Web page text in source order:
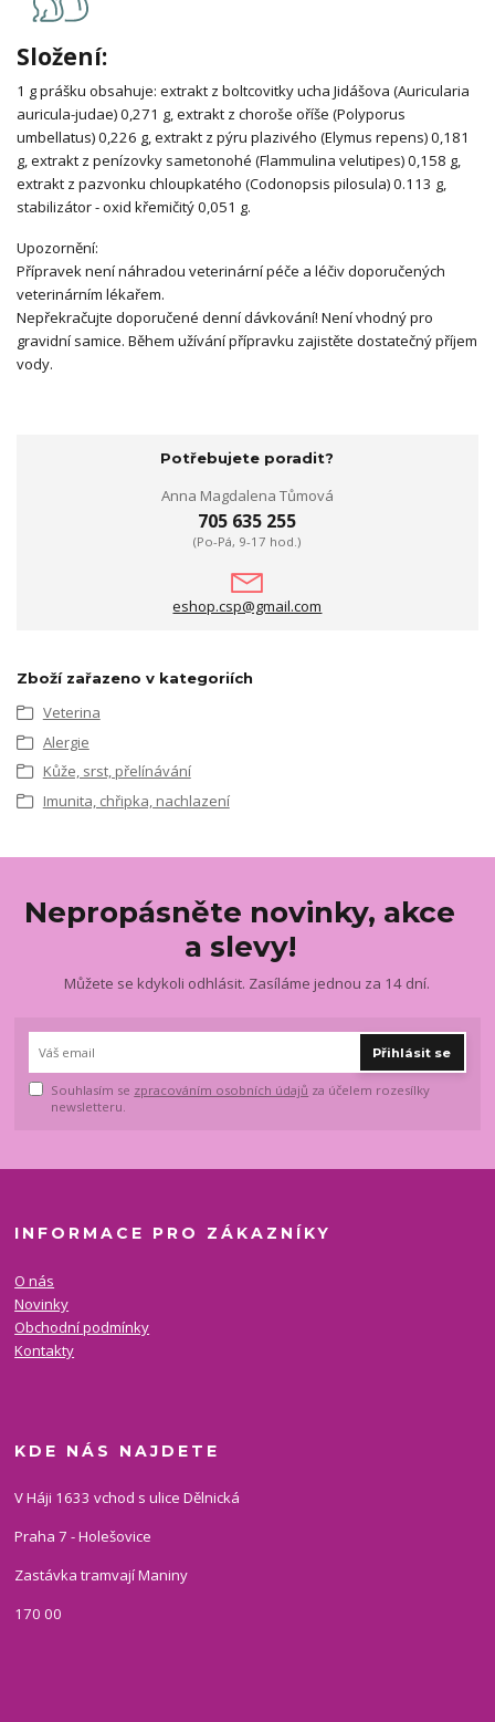
Složení:
1 g prášku obsahuje: extrakt z boltcovitky ucha Jidášova (Auricularia
auricula-judae) 0,271 g, extrakt z choroše oříše (Polyporus
umbellatus) 0,226 g, extrakt z pýru plazivého (Elymus repens) 0,181
g, extrakt z penízovky sametonohé (Flammulina velutipes) 0,158 g,
extrakt z pazvonku chloupkatého (Codonopsis pilosula) 0.113 g,
stabilizátor - oxid křemičitý 0,051 g.
Upozornění:
Přípravek není náhradou veterinární péče a léčiv doporučených
veterinárním lékařem.
Nepřekračujte doporučené denní dávkování! Není vhodný pro
gravidní samice. Během užívání přípravku zajistěte dostatečný příjem
vody.
Potřebujete poradit?
Anna Magdalena Tůmová
705 635 255
(Po-Pá, 9-17 hod.)
eshop.csp@gmail.com
Zboží zařazeno v kategoriích
Veterina
Alergie
Kůže, srst, přelínávání
Imunita, chřipka, nachlazení
Nepropásněte novinky, akce
a slevy!
Můžete se kdykoli odhlásit. Zasíláme jednou za 14 dní.
Přihlásit se
Souhlasím se zpracováním osobních údajů za účelem rozesílky
newsletteru.
INFORMACE PRO ZÁKAZNÍKY
O nás
Novinky
Obchodní podmínky
Kontakty
KDE NÁS NAJDETE
V Háji 1633 vchod s ulice Dělnická
Praha 7 - Holešovice
Zastávka tramvají Maniny
170 00